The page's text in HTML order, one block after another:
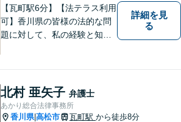
ください。
【瓦町駅6分】【法テラス利用
可】香川県の皆様の法的な問
題に対して、私の経験と知識
い。少しでもお役に立てるよ
う全力でサポートいたしま
す。
詳細を見
る
北村 亜矢子 弁護士
あかり総合法律事務所
香川県|高松市 瓦町駅 から徒歩8分